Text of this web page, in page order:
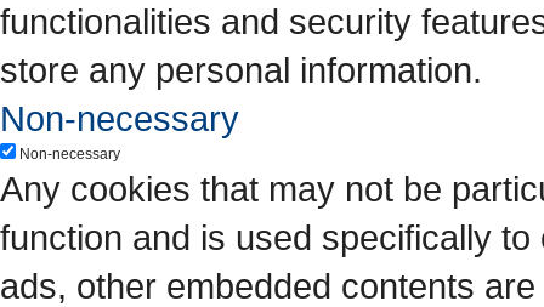
functionalities and security
store any personal information.
Non-necessary
Non-necessary
Any cookies that may not be
function and is used specifically
ads, other embedded contents